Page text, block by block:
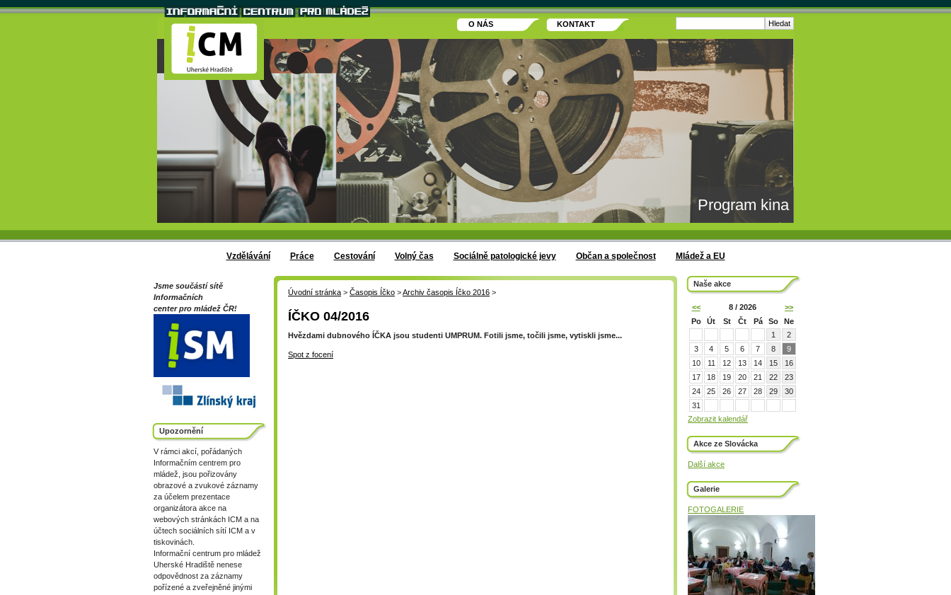
O NÁS KONTAKT
Program kina
Vzdělávání Práce Cestování Volný čas Sociálně patologické jevy Občan a společnost Mládež a EU
Naše akce
<< 8 / 2026
>>
Po
Út St Čt Pá So
Ne
1
2
3
4 5 6 7 8
9
10
11 12 13 14 15
16
17
18 19 20 21 22
23
24
25 26 27 28 29
30
31
Zobrazit kalendář
Akce ze Slovácka
Další akce
Galerie
FOTOGALERIE
Jsme součástí sítě
Informačních
center pro mládež ČR!
Upozornění
V rámci akcí, pořádaných
Informačním centrem pro
mládež, jsou pořizovány
obrazové a zvukové záznamy
za účelem prezentace
organizátora akce na
webových stránkách ICM a na
účtech sociálních sítí ICM a v
tiskovinách.
Informační centrum pro mládež
Uherské Hradiště nenese
odpovědnost za záznamy
pořízené a zveřejněné jinými
Úvodní stránka > Časopis Íčko >Archiv časopis Íčko 2016 >
ÍČKO 04/2016
Hvězdami dubnového ÍČKA jsou studenti UMPRUM. Fotili jsme, točili jsme, vytiskli jsme...
Spot z focení